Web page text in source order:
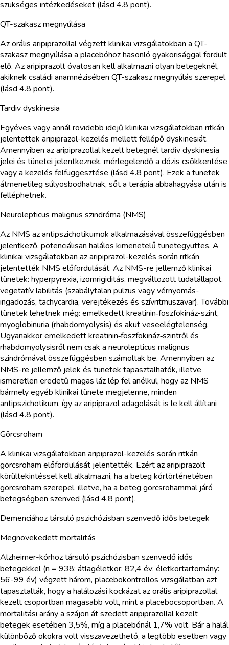
szükséges intézkedéseket (lásd 4.8 pont).
QT-szakasz megnyúlása
Az orális aripiprazollal végzett klinikai vizsgálatokban a QT-
szakasz megnyúlása a placebóhoz hasonló gyakorisággal fordult
elő. Az aripiprazolt óvatosan kell alkalmazni olyan betegeknél,
akiknek családi anamnézisében QT-szakasz megnyúlás szerepel
(lásd 4.8 pont).
Tardiv dyskinesia
Egyéves vagy annál rövidebb idejű klinikai vizsgálatokban ritkán
jelentettek aripiprazol-kezelés mellett fellépő dyskinesiát.
Amennyiben az aripiprazollal kezelt betegnél tardiv dyskinesia
jelei és tünetei jelentkeznek, mérlegelendő a dózis csökkentése
vagy a kezelés felfüggesztése (lásd 4.8 pont). Ezek a tünetek
átmenetileg súlyosbodhatnak, sőt a terápia abbahagyása után is
felléphetnek.
Neurolepticus malignus szindróma (NMS)
Az NMS az antipszichotikumok alkalmazásával összefüggésben
jelentkező, potenciálisan halálos kimenetelű tünetegyüttes. A
klinikai vizsgálatokban az aripiprazol-kezelés során ritkán
jelentették NMS előfordulását. Az NMS-re jellemző klinikai
tünetek: hyperpyrexia, izomrigiditás, megváltozott tudatállapot,
vegetatív labilitás (szabálytalan pulzus vagy vérnyomás-
ingadozás, tachycardia, verejtékezés és szívritmuszavar). További
tünetek lehetnek még: emelkedett kreatinin‑foszfokináz-szint,
myoglobinuria (rhabdomyolysis) és akut veseelégtelenség.
Ugyanakkor emelkedett kreatinin‑foszfokináz‑szintről és
rhabdomyolysisről nem csak a neurolepticus malignus
szindrómával összefüggésben számoltak be. Amennyiben az
NMS-re jellemző jelek és tünetek tapasztalhatók, illetve
ismeretlen eredetű magas láz lép fel anélkül, hogy az NMS
bármely egyéb klinikai tünete megjelenne, minden
antipszichotikum, így az aripiprazol adagolását is le kell állítani
(lásd 4.8 pont).
Görcsroham
A klinikai vizsgálatokban aripiprazol-kezelés során ritkán
görcsroham előfordulását jelentették. Ezért az aripiprazolt
körültekintéssel kell alkalmazni, ha a beteg kórtörténetében
görcsroham szerepel, illetve, ha a beteg görcsrohammal járó
betegségben szenved (lásd 4.8 pont).
Demenciához társuló pszichózisban szenvedő idős betegek
Megnövekedett mortalitás
Alzheimer-kórhoz társuló pszichózisban szenvedő idős
betegekkel (n = 938; átlagéletkor: 82,4 év; életkortartomány:
56-99 év) végzett három, placebokontrollos vizsgálatban azt
tapasztalták, hogy a halálozási kockázat az orális aripiprazollal
kezelt csoportban magasabb volt, mint a placebocsoportban. A
mortalitási arány a szájon át szedett aripiprazollal kezelt
betegek esetében 3,5%, míg a placebónál 1,7% volt. Bár a halál
különböző okokra volt visszavezethető, a legtöbb esetben vagy